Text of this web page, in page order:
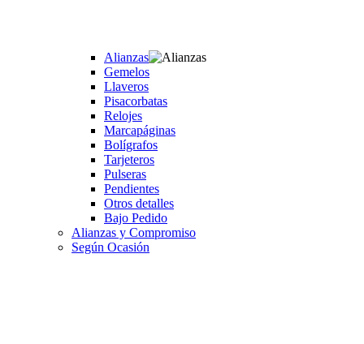
Alianzas
Gemelos
Llaveros
Pisacorbatas
Relojes
Marcapáginas
Bolígrafos
Tarjeteros
Pulseras
Pendientes
Otros detalles
Bajo Pedido
Alianzas y Compromiso
Según Ocasión